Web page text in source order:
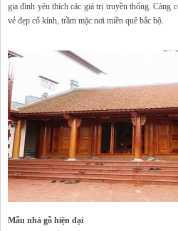
gia đình yêu thích các giá trị truyền thống. Càng
vẻ đẹp cổ kính, trầm mặc nơi miền quê bắc bộ.
Mẫu nhà gỗ hiện đại